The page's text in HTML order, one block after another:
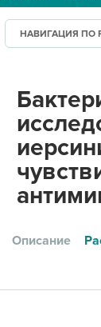
ПАЦИЕНТУ
ПРАВОВАЯ
НАВИГАЦИЯ ПО
Описание